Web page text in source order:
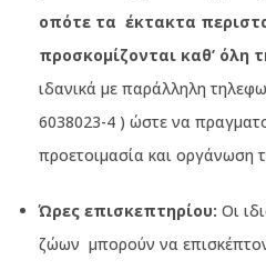
οπότε τα έκτακτα
προσκομίζονται καθ’ όλη
ιδανικά με παράλληλη
6038023-4 ) ώστε να
προετοιμασία και οργάνωση
Ώρες επισκεπτηρίου: Οι
ζώων μπορούν να